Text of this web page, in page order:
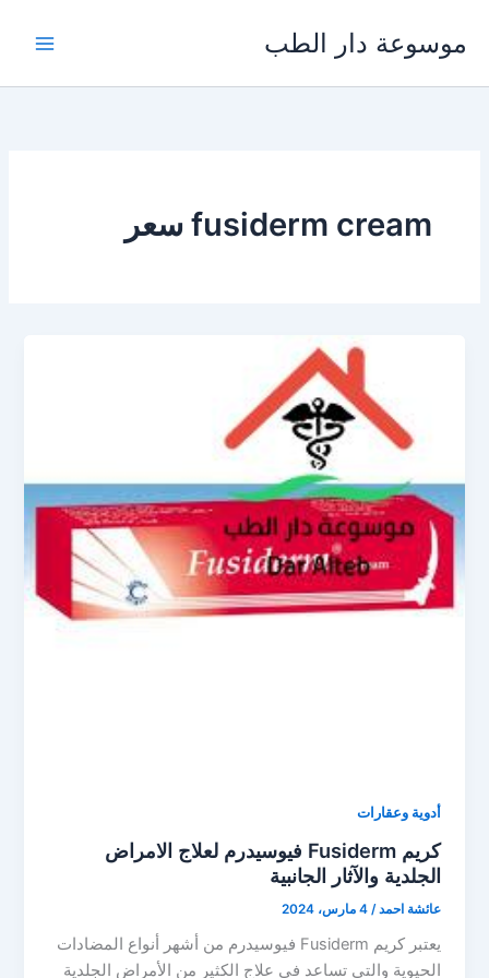
المحتوى
موسوعة دار الطب
fusiderm cream سعر
أدوية وعقارات
كريم Fusiderm فيوسيدرم لعلاج الامراض
الجلدية والآثار الجانبية
عائشة احمد/4 مارس، 2024
يعتبر كريم Fusiderm فيوسيدرم من أشهر أنواع المضادات
الحيوية والتى تساعد فى علاج الكثير من الأمراض الجلدية